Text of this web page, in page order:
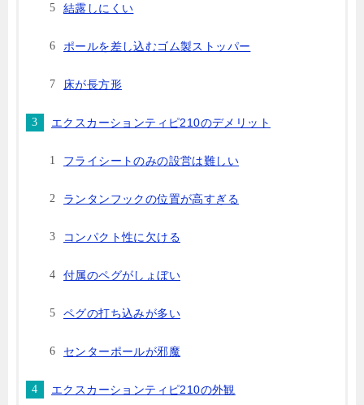
結露しにくい
ポールを差し込むゴム製ストッパー
床が長方形
エクスカーションティピ210のデメリット
フライシートのみの設営は難しい
ランタンフックの位置が高すぎる
コンパクト性に欠ける
付属のペグがしょぼい
ペグの打ち込みが多い
センターポールが邪魔
エクスカーションティピ210の外観